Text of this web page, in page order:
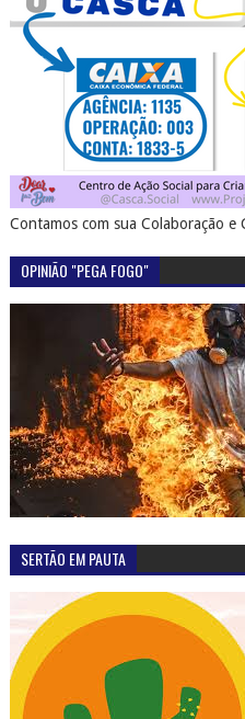
Contamos com sua Colaboração e
OPINIÃO "PEGA FOGO"
SERTÃO EM PAUTA